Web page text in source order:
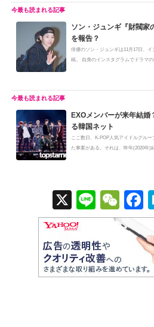
ソン・ジュンギ『財閥
を報告？
俳優のソン・ジュンギは11月17日、
稿。 自身のインスタグラムでドラマ
EXOメンバーが来年結
る韓国ネット
ここ数日、K-POP人気アイドルグル
た事案がある。それは、昨年(2020年)
X
Li
n
e
W
e
C
at